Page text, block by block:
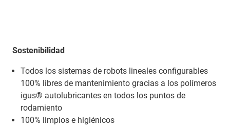
Sostenibilidad
Todos los sistemas de robots lineales configurables
100% libres de mantenimiento gracias a los polímeros
igus® autolubricantes en todos los puntos de
rodamiento
100% limpios e higiénicos